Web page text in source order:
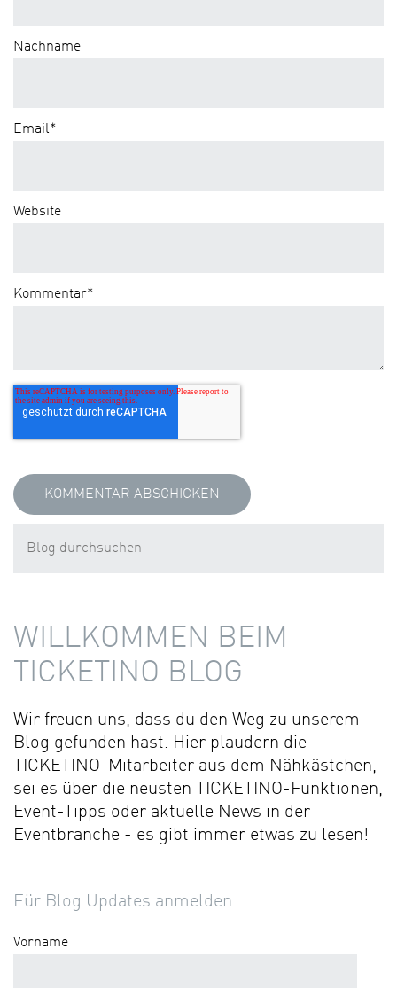
Nachname
Email*
Website
Kommentar*
WILLKOMMEN BEIM
TICKETINO BLOG
Wir freuen uns, dass du den Weg zu unserem
Blog gefunden hast. Hier plaudern die
TICKETINO-Mitarbeiter aus dem Nähkästchen,
sei es über die neusten TICKETINO-Funktionen,
Event-Tipps oder aktuelle News in der
Eventbranche - es gibt immer etwas zu lesen!
Für Blog Updates anmelden
Vorname